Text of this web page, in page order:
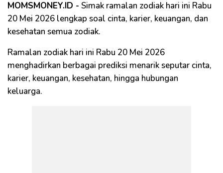
MOMSMONEY.ID - Simak ramalan zodiak hari ini Rabu
20 Mei 2026 lengkap soal cinta, karier, keuangan, dan
kesehatan semua zodiak.
Ramalan zodiak hari ini Rabu 20 Mei 2026
menghadirkan berbagai prediksi menarik seputar cinta,
karier, keuangan, kesehatan, hingga hubungan
keluarga.